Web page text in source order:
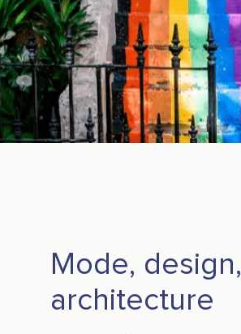
Mode, design,
architecture